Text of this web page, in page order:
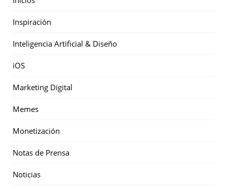
Inspiración
Inteligencia Artificial & Diseño
iOS
Marketing Digital
Memes
Monetización
Notas de Prensa
Noticias